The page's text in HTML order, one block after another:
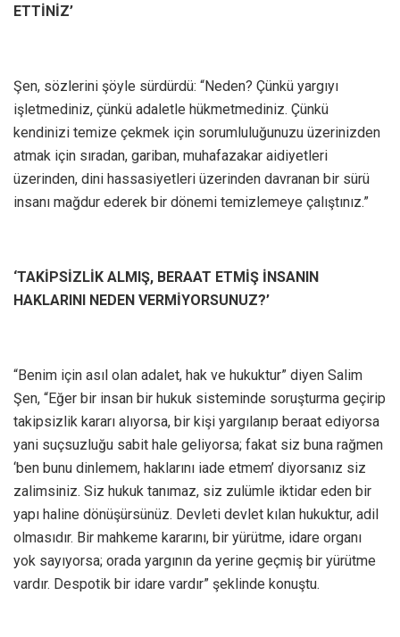
ETTİNİZ’
Şen, sözlerini şöyle sürdürdü: “Neden? Çünkü yargıyı
işletmediniz, çünkü adaletle hükmetmediniz. Çünkü
kendinizi temize çekmek için sorumluluğunuzu üzerinizden
atmak için sıradan, gariban, muhafazakar aidiyetleri
üzerinden, dini hassasiyetleri üzerinden davranan bir sürü
insanı mağdur ederek bir dönemi temizlemeye çalıştınız.”
‘TAKİPSİZLİK ALMIŞ, BERAAT ETMİŞ İNSANIN
HAKLARINI NEDEN VERMİYORSUNUZ?’
“Benim için asıl olan adalet, hak ve hukuktur” diyen Salim
Şen, “Eğer bir insan bir hukuk sisteminde soruşturma geçirip
takipsizlik kararı alıyorsa, bir kişi yargılanıp beraat ediyorsa
yani suçsuzluğu sabit hale geliyorsa; fakat siz buna rağmen
‘ben bunu dinlemem, haklarını iade etmem’ diyorsanız siz
zalimsiniz. Siz hukuk tanımaz, siz zulümle iktidar eden bir
yapı haline dönüşürsünüz. Devleti devlet kılan hukuktur, adil
olmasıdır. Bir mahkeme kararını, bir yürütme, idare organı
yok sayıyorsa; orada yargının da yerine geçmiş bir yürütme
vardır. Despotik bir idare vardır” şeklinde konuştu.